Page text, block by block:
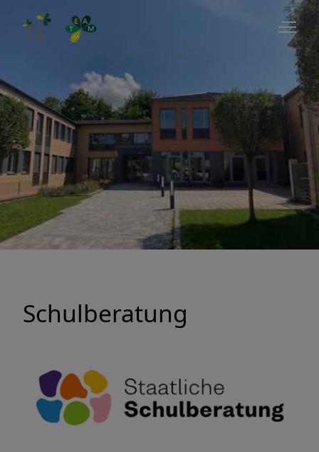
Service
Schulmanager Online
Formulare
Unterstützung
Schulberatung